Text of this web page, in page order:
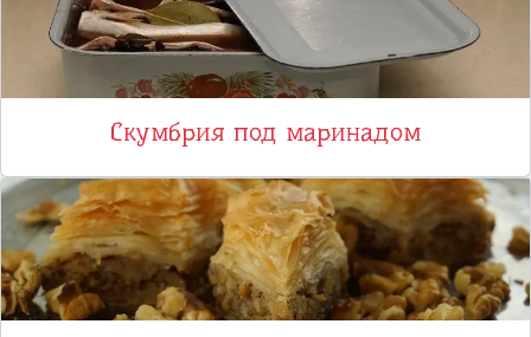
Скумбрия под маринадом